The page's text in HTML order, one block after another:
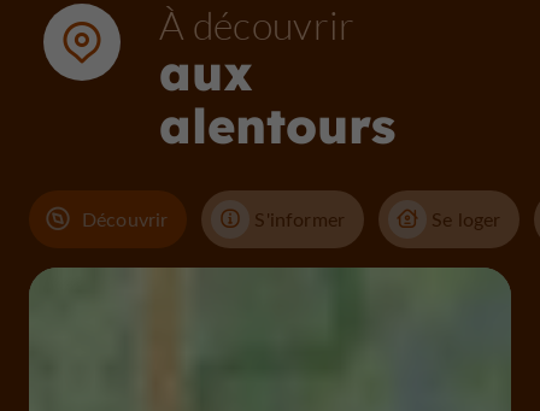
À découvrir
aux
alentours
Découvrir S'informer Se loger